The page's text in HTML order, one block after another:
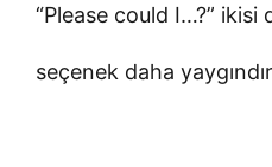
“Please could I…?” ikisi
seçenek daha